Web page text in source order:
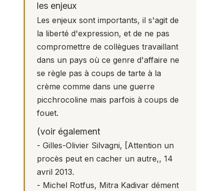
les enjeux
Les enjeux sont importants, il s'agit de
la liberté d'expression, et de ne pas
compromettre de collègues travaillant
dans un pays où ce genre d'affaire ne
se règle pas à coups de tarte à la
crème comme dans une guerre
picchrocoline mais parfois à coups de
fouet.
(voir également
- Gilles-Olivier Silvagni, [Attention un
procès peut en cacher un autre,, 14
avril 2013.
- Michel Rotfus, Mitra Kadivar dément